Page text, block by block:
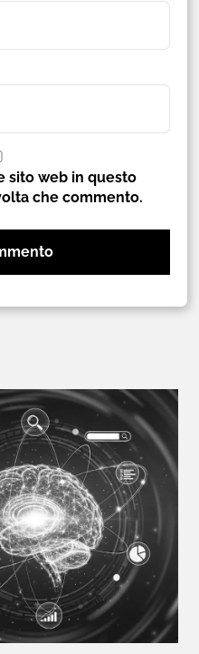
sito web in questo
che commento.